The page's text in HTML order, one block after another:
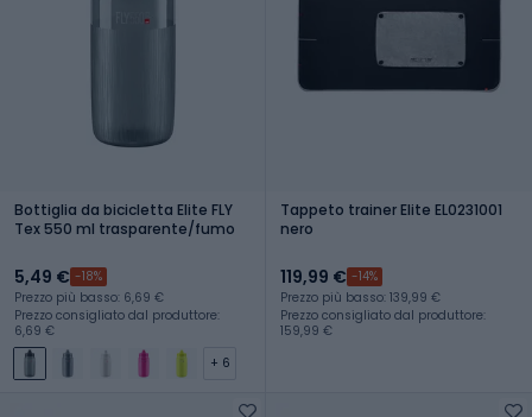
Bottiglia da bicicletta Elite FLY
Tex 550 ml trasparente/fumo
5,49 € -18%
Prezzo più basso: 6,69 €
Prezzo consigliato dal produttore:
6,69 €
+ 6
Tappeto trainer Elite EL0231001
nero
119,99 € -14%
Prezzo più basso: 139,99 €
Prezzo consigliato dal produttore:
159,99 €